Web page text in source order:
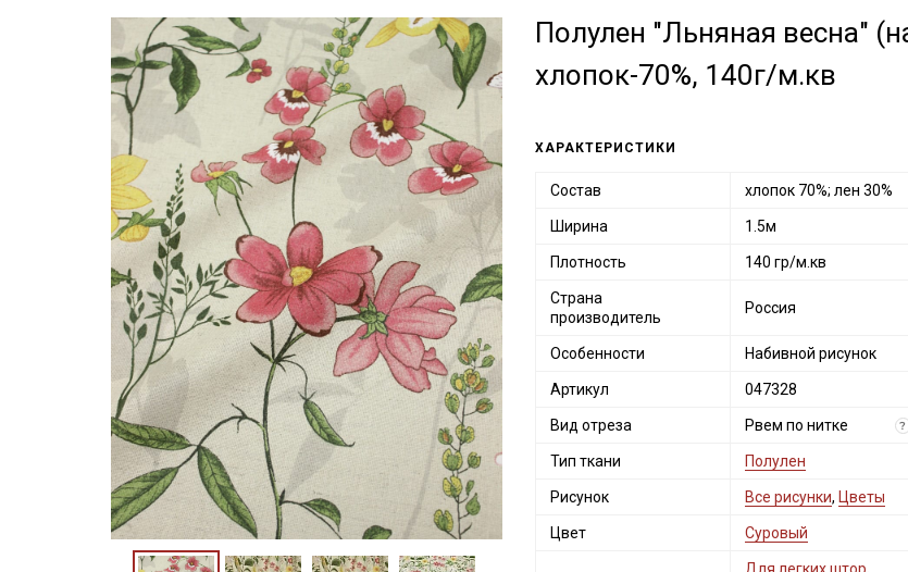
Полулен "Льняная весна"
хлопок-70%, 140г/м.кв
ХАРАКТЕРИСТИКИ
Состав хлопок 70%; лен 30%
Ширина 1.5м
Плотность 140 гр/м.кв
Страна
производитель
Россия
Особенности Набивной рисунок
Артикул 047328
Вид отреза Рвем по нитке ?
Тип ткани Полулен
Рисунок Все рисунки, Цветы
Цвет Суровый